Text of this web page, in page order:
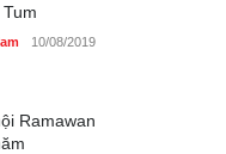
đồng quê
10/08/2019
Ramawan